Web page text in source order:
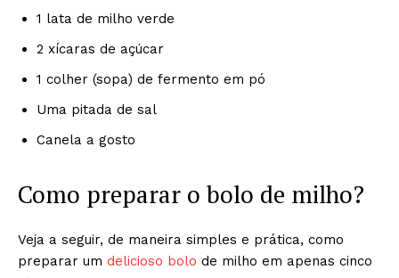
1 lata de milho verde
2 xícaras de açúcar
1 colher (sopa) de fermento em pó
Uma pitada de sal
Canela a gosto
Como preparar o bolo de milho?
Veja a seguir, de maneira simples e prática, como
preparar um delicioso bolo de milho em apenas cinco